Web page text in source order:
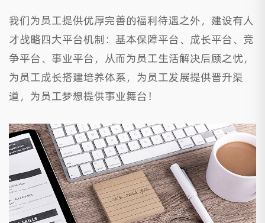
我们为员工提供优厚完善的福利待遇之外，建设有人
才战略四大平台机制：基本保障平台、成长平台、竞
争平台、事业平台，从而为员工生活解决后顾之忧，
为员工成长搭建培养体系，为员工发展提供晋升渠
道，为员工梦想提供事业舞台！